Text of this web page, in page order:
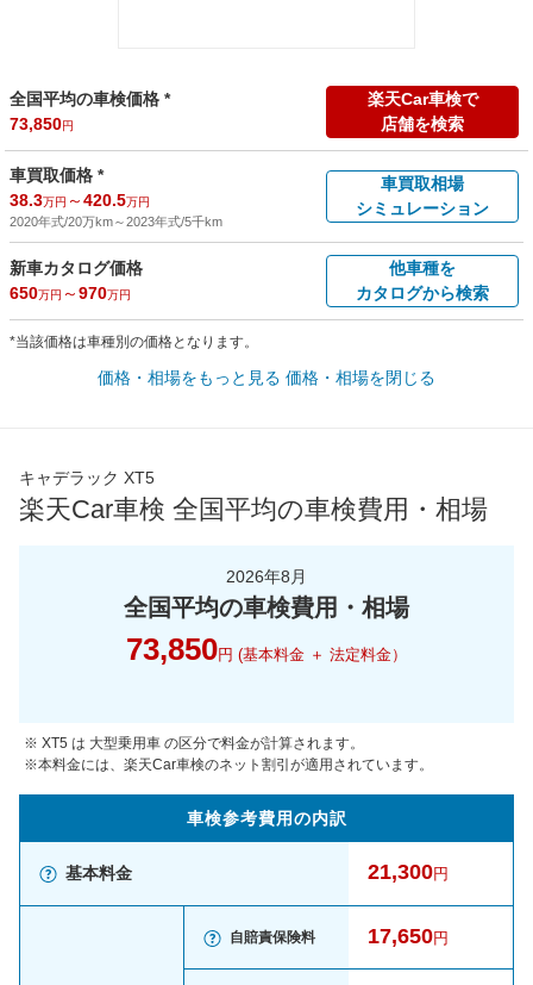
全国平均の車検価格 *
73,850円
楽天Car車検で
店舗を検索
車買取価格 *
38.3万円 ～420.5万円
2020年式/20万km～2023年式/5千km
車買取相場
シミュレーション
新車カタログ価格
650万円 ～970万円
他車種を
カタログから検索
*当該価格は車種別の価格となります。
価格・相場をもっと見る 価格・相場を閉じる
キャデラック XT5
楽天Car車検 全国平均の車検費用・相場
2026年8月
全国平均の車検費用・相場
73,850円 (基本料金 ＋ 法定料金）
※ XT5 は 大型乗用車 の区分で料金が計算されます。
※本料金には、楽天Car車検のネット割引が適用されています。
車検参考費用の内訳
基本料金 21,300円
自賠責保険料 17,650円